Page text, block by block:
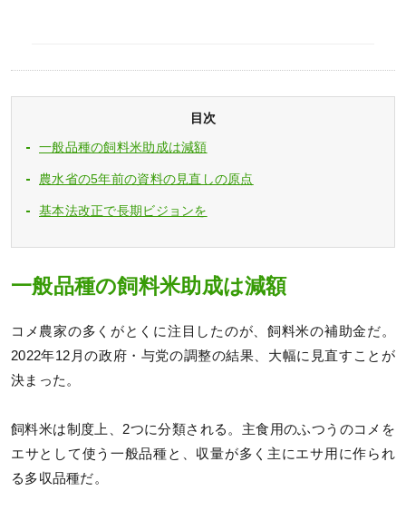
目次
一般品種の飼料米助成は減額
農水省の5年前の資料の見直しの原点
基本法改正で長期ビジョンを
一般品種の飼料米助成は減額
コメ農家の多くがとくに注目したのが、飼料米の補助金だ。
2022年12月の政府・与党の調整の結果、大幅に見直すことが
決まった。
飼料米は制度上、2つに分類される。主食用のふつうのコメを
エサとして使う一般品種と、収量が多く主にエサ用に作られ
る多収品種だ。